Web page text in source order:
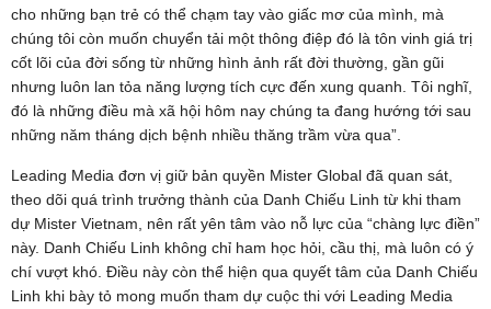
cho những bạn trẻ có thể chạm tay vào giấc mơ của mình, mà
chúng tôi còn muốn chuyển tải một thông điệp đó là tôn vinh giá trị
cốt lõi của đời sống từ những hình ảnh rất đời thường, gần gũi
nhưng luôn lan tỏa năng lượng tích cực đến xung quanh. Tôi nghĩ,
đó là những điều mà xã hội hôm nay chúng ta đang hướng tới sau
những năm tháng dịch bệnh nhiều thăng trầm vừa qua”.
Leading Media đơn vị giữ bản quyền Mister Global đã quan sát,
theo dõi quá trình trưởng thành của Danh Chiếu Linh từ khi tham
dự Mister Vietnam, nên rất yên tâm vào nỗ lực của “chàng lực điền”
này. Danh Chiếu Linh không chỉ ham học hỏi, cầu thị, mà luôn có ý
chí vượt khó. Điều này còn thể hiện qua quyết tâm của Danh Chiếu
Linh khi bày tỏ mong muốn tham dự cuộc thi với Leading Media